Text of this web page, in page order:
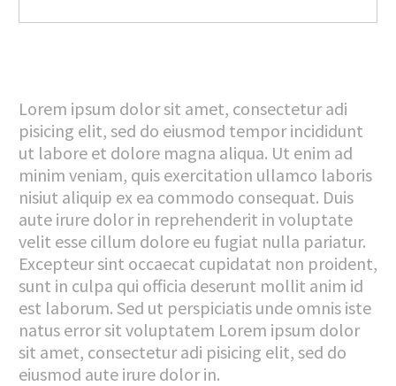
Lorem ipsum dolor sit amet, consectetur adi
pisicing elit, sed do eiusmod tempor incididunt
ut labore et dolore magna aliqua. Ut enim ad
minim veniam, quis exercitation ullamco laboris
nisiut aliquip ex ea commodo consequat. Duis
aute irure dolor in reprehenderit in voluptate
velit esse cillum dolore eu fugiat nulla pariatur.
Excepteur sint occaecat cupidatat non proident,
sunt in culpa qui officia deserunt mollit anim id
est laborum. Sed ut perspiciatis unde omnis iste
natus error sit voluptatem Lorem ipsum dolor
sit amet, consectetur adi pisicing elit, sed do
eiusmod aute irure dolor in.